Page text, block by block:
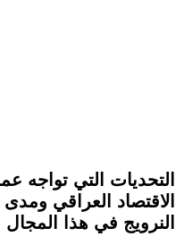
التحديات التي تواجه
الاقتصاد العراقي
النرويج في هذا المجال